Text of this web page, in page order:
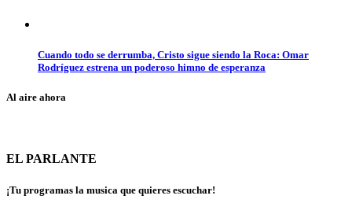
Cuando todo se derrumba, Cristo sigue siendo la Roca: Omar
Rodríguez estrena un poderoso himno de esperanza
Al aire ahora
EL PARLANTE
¡Tu programas la musica que quieres escuchar!